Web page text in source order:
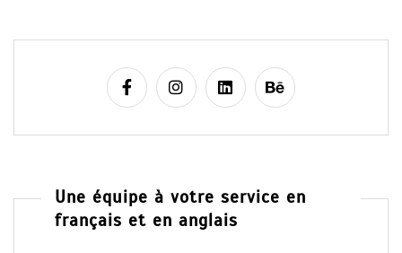
Une équipe à votre service en
français et en anglais